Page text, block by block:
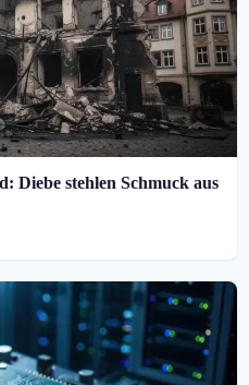
Diebe stehlen Schmuck aus